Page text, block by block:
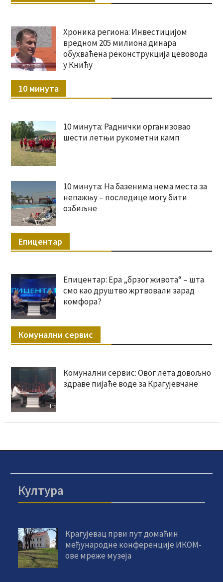
Хроника региона: Инвестицијом
вредном 205 милиона динара
обухваћена реконструкција цевовода
у Книћу
10 минута
10 минута: Раднички организовао
шести летњи рукометни камп
10 минута: На базенима нема места за
непажњу – последице могу бити
озбиљне
Епицентар
Епицентар: Ера „брзог живота“ – шта
смо као друштво жртвовали зарад
комфора?
Комунални сервис
Комунални сервис: Овог лета довољно
здраве пијаће воде за Крагујевчане
Култура
Крагујевац први пут домаћин
међународне конференције ИКОМ-
ове мреже музеја